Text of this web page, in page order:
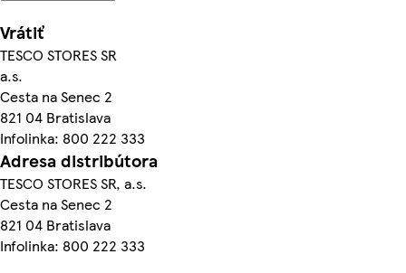
Vrátiť
TESCO STORES SR
a.s.
Cesta na Senec 2
821 04 Bratislava
Infolinka: 800 222 333
Adresa distribútora
TESCO STORES SR, a.s.
Cesta na Senec 2
821 04 Bratislava
Infolinka: 800 222 333